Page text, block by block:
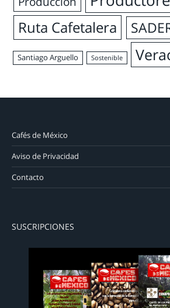
Ruta Cafetalera
Santiago Arguello Sostenible
Cafés de México
Aviso de Privacidad
Contacto
SUSCRIPCIONES